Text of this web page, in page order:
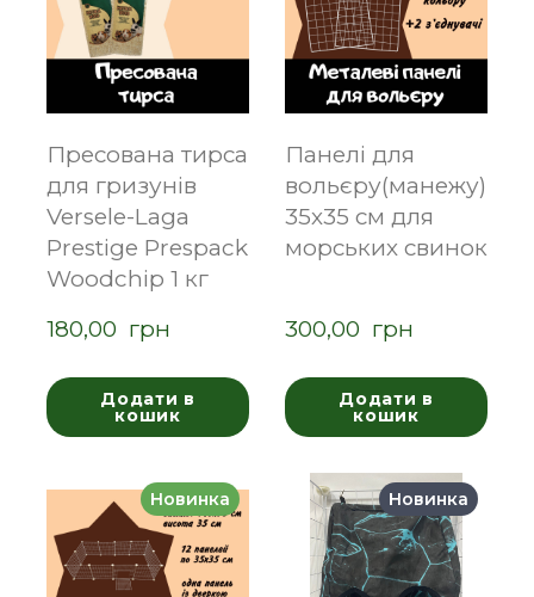
Пресована тирса
для гризунів
Versele-Laga
Prestige Prespack
Woodchip 1 кг
180,00  грн
Додати в
кошик
Панелі для
вольєру(манежу)
35х35 см для
морських свинок
300,00  грн
Додати в
кошик
Новинка Новинка